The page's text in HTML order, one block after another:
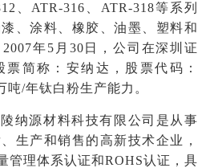
、ATR-316、ATR-318等系列
、涂料、橡胶、油墨、塑料和
年5月30日，公司在深圳证
票简称：安纳达，股票代码：
吨/年钛白粉生产能力。
源材料科技有限公司是从事
生产和销售的高新技术企业，
管理体系认证和ROHS认证，具